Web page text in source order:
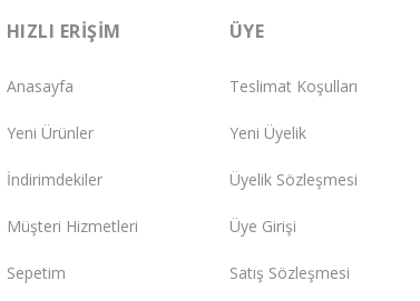
HIZLI ERIŞIM
Anasayfa
Yeni Ürünler
İndirimdekiler
Müşteri Hizmetleri
Sepetim
ÜYE
Teslimat Koşulları
Yeni Üyelik
Üyelik Sözleşmesi
Üye Girişi
Satış Sözleşmesi